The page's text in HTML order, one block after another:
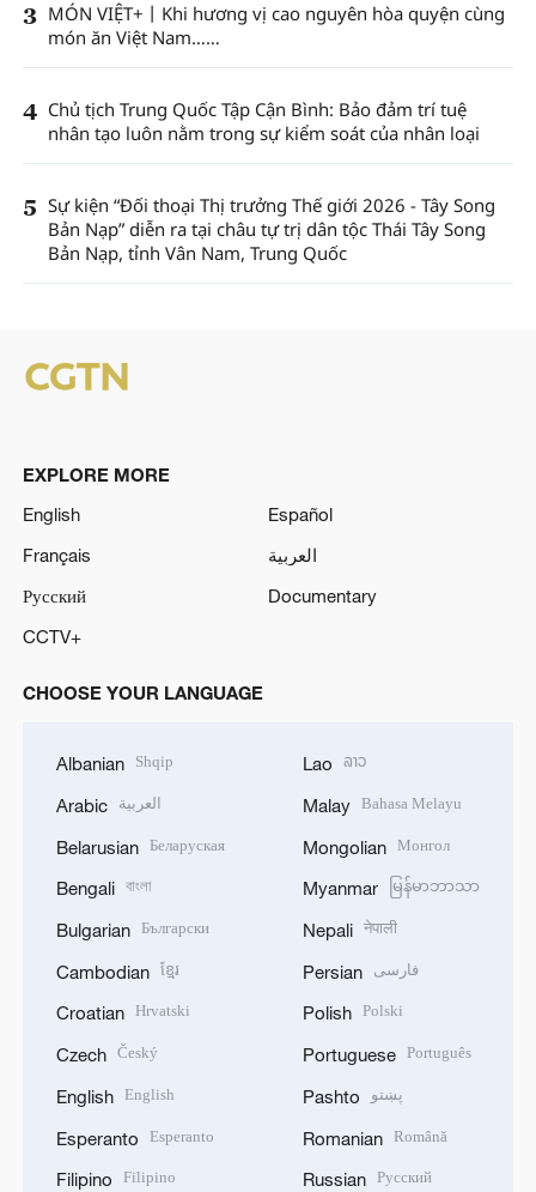
3 MÓN VIỆT+丨Khi hương vị cao nguyên hòa quyện cùng
món ăn Việt Nam……
4 Chủ tịch Trung Quốc Tập Cận Bình: Bảo đảm trí tuệ
nhân tạo luôn nằm trong sự kiểm soát của nhân loại
5 Sự kiện “Đối thoại Thị trưởng Thế giới 2026 - Tây Song
Bản Nạp” diễn ra tại châu tự trị dân tộc Thái Tây Song
Bản Nạp, tỉnh Vân Nam, Trung Quốc
EXPLORE MORE
English
Español
Français
العربية
Русский
Documentary
CCTV+
CHOOSE YOUR LANGUAGE
Albanian Shqip
Arabic العربية
Belarusian Беларуская
Bengali বাংলা
Bulgarian Български
Cambodian ខ្មែរ
Croatian Hrvatski
Czech Český
English English
Esperanto Esperanto
Filipino Filipino
Lao ລາວ
Malay Bahasa Melayu
Mongolian Монгол
Myanmar မြန်မာဘာသာ
Nepali नेपाली
Persian فارسی
Polish Polski
Portuguese Português
Pashto پښتو
Romanian Română
Russian Русский